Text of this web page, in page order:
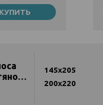
2359 ₴
КУПИТЬ
145х205
200х220